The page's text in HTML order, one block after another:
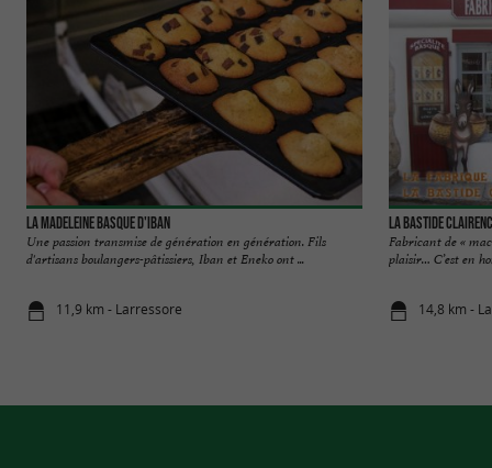
LA MADELEINE BASQUE D'IBAN
Une passion transmise de génération en génération. Fils
d'artisans boulangers-pâtissiers, Iban et Eneko ont ...
11,9 km - Larressore
La Bastide
Fabricant de «
plaisir… C’est en
14,8 km -